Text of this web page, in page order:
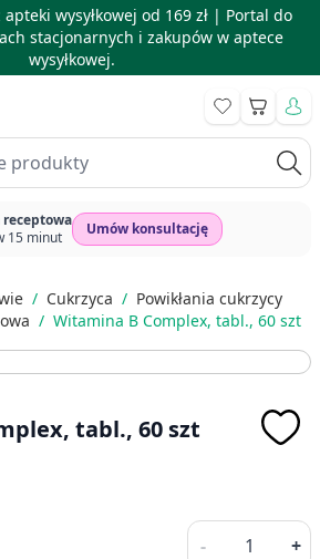
wysyłkowej od 169 zł | Portal do
stacjonarnych i zakupów w aptece
wysyłkowej.
Koszyk
receptowa
15 minut
Umów konsultację
/ Cukrzyca / Powikłania cukrzycy
/ Witamina B Complex, tabl., 60 szt
tabl., 60 szt
-
Ilość
+